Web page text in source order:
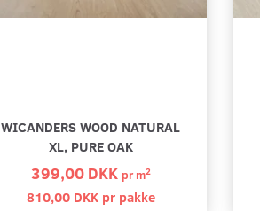
WICANDERS WOOD NATURAL
XL, PURE OAK
399,00 DKK prm2
810,00 DKK pr pakke